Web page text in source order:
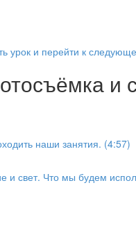
урок и перейти к
и
наши занятия. (4:57)
и свет. Что мы будем